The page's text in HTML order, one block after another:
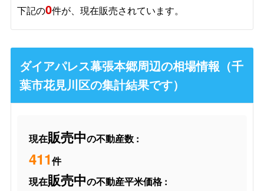
下記の0件が、現在販売されています。
ダイアパレス幕張本郷周辺の相場情報（千
葉市花見川区の集計結果です）
現在販売中の不動産数 :
411件
現在販売中の不動産平米価格 :